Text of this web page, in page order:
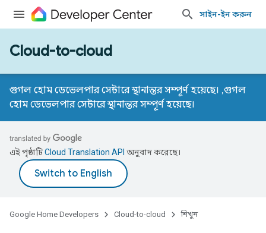
সাইন-ইন করুন
Cloud-to-cloud
গুগল হোম ডেভেলপার সেন্টারে স্থানান্তর সম্পূর্ণ হয়েছে। ,গুগল
হোম ডেভেলপার সেন্টারে স্থানান্তর সম্পূর্ণ হয়েছে।
এই পৃষ্ঠাটিCloud Translation API অনুবাদ করেছে।
Google Home Developers Cloud-to-cloud শিখুন